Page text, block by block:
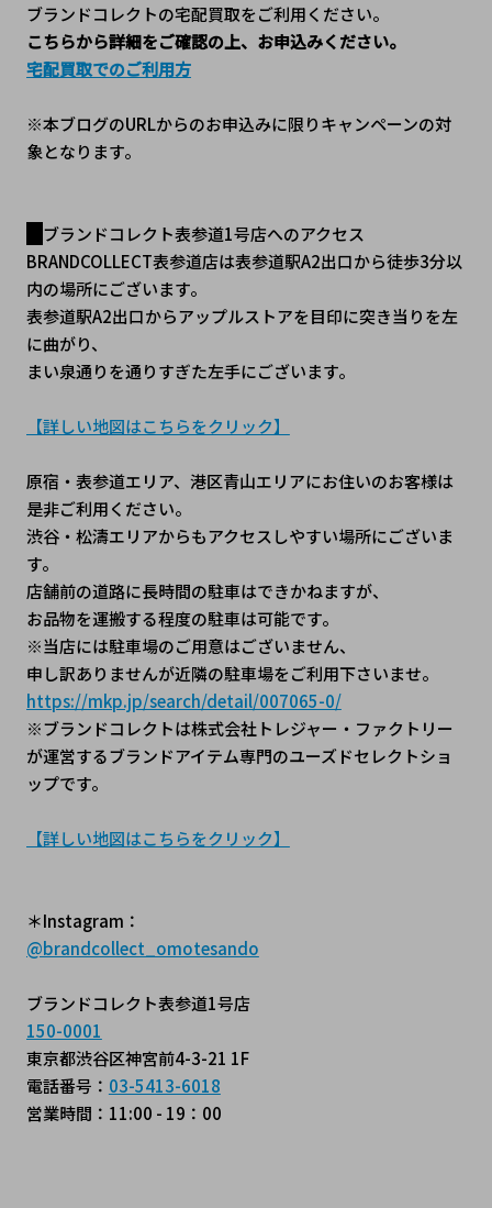
ブランドコレクトの宅配買取をご利用ください。
こちらから詳細をご確認の上、お申込みください。
宅配買取でのご利用方
※本ブログのURLからのお申込みに限りキャンペーンの対
象となります。
ブランドコレクト表参道1号店へのアクセス
BRANDCOLLECT表参道店は表参道駅A2出口から徒歩3分以
内の場所にございます。
表参道駅A2出口からアップルストアを目印に突き当りを左
に曲がり、
まい泉通りを通りすぎた左手にございます。
【詳しい地図はこちらをクリック】
原宿・表参道エリア、港区青山エリアにお住いのお客様は
是非ご利用ください。
渋谷・松濤エリアからもアクセスしやすい場所にございま
す。
店舗前の道路に長時間の駐車はできかねますが、
お品物を運搬する程度の駐車は可能です。
※当店には駐車場のご用意はございません、
申し訳ありませんが近隣の駐車場をご利用下さいませ。
https://mkp.jp/search/detail/007065-0/
※ブランドコレクトは株式会社トレジャー・ファクトリー
が運営するブランドアイテム専門のユーズドセレクトショ
ップです。
【詳しい地図はこちらをクリック】
＊Instagram：
@brandcollect_omotesando
ブランドコレクト表参道1号店
150-0001
東京都渋谷区神宮前4-3-21 1F
電話番号： 03-5413-6018
営業時間：11:00 - 19：00